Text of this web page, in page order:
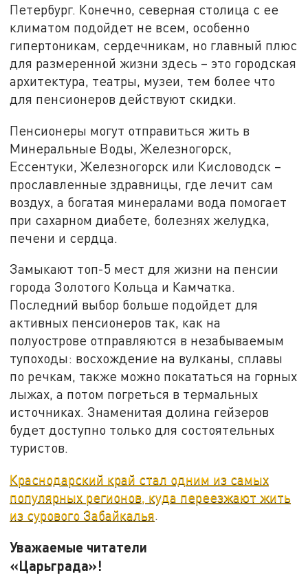
Петербург. Конечно, северная столица с ее
климатом подойдет не всем, особенно
гипертоникам, сердечникам, но главный плюс
для размеренной жизни здесь – это городская
архитектура, театры, музеи, тем более что
для пенсионеров действуют скидки.
Пенсионеры могут отправиться жить в
Минеральные Воды, Железногорск,
Ессентуки, Железногорск или Кисловодск –
прославленные здравницы, где лечит сам
воздух, а богатая минералами вода помогает
при сахарном диабете, болезнях желудка,
печени и сердца.
Замыкают топ-5 мест для жизни на пенсии
города Золотого Кольца и Камчатка.
Последний выбор больше подойдет для
активных пенсионеров так, как на
полуострове отправляются в незабываемым
тупоходы: восхождение на вулканы, сплавы
по речкам, также можно покататься на горных
лыжах, а потом погреться в термальных
источниках. Знаменитая долина гейзеров
будет доступно только для состоятельных
туристов.
Краснодарский край стал одним из самых
популярных регионов, куда переезжают жить
из сурового Забайкалья.
Уважаемые читатели
«Царьграда»!